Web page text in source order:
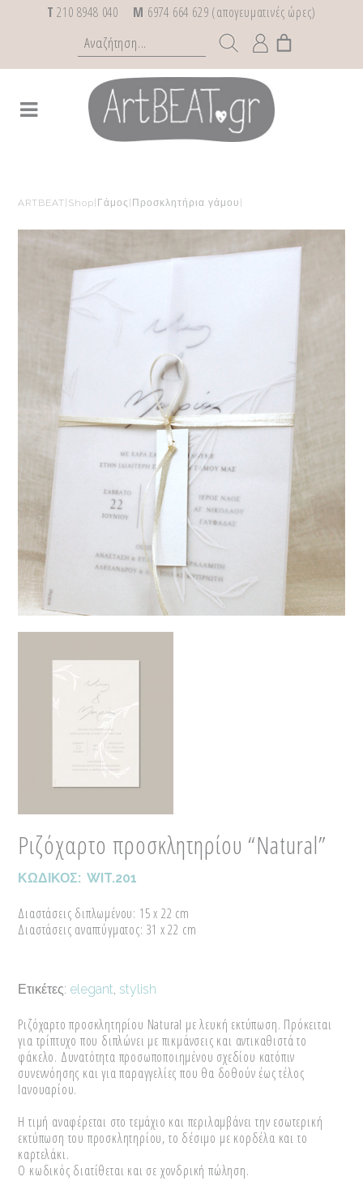
T 210 8948 040 M 6974 664 629 (απογευματινές ώρες)
ARTBEAT Shop Γάμος Προσκλητήρια γάμου
Ριζόχαρτο προσκλητηρίου “Natural”
ΚΩΔΙΚΟΣ: WIT.201
Διαστάσεις διπλωμένου: 15 x 22 cm
Διαστάσεις αναπτύγματος: 31 x 22 cm
Ετικέτες: elegant, stylish
Ριζόχαρτο προσκλητηρίου Natural με λευκή εκτύπωση. Πρόκειται
για τρίπτυχο που διπλώνει με πικμάνσεις και αντικαθιστά το
φάκελο. Δυνατότητα προσωποποιημένου σχεδίου κατόπιν
συνεννόησης και για παραγγελίες που θα δοθούν έως τέλος
Ιανουαρίου.
Η τιμή αναφέρεται στο τεμάχιο και περιλαμβάνει την εσωτερική
εκτύπωση του προσκλητηρίου, το δέσιμο με κορδέλα και το
καρτελάκι.
Ο κωδικός διατίθεται και σε χονδρική πώληση.